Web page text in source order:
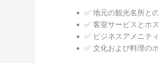
✅ 地元の観光名所と
✅ 客室サービスとホ
✅ ビジネスアメニテ
✅ 文化および料理の